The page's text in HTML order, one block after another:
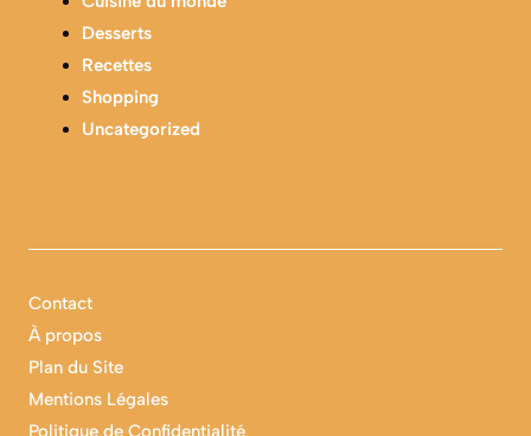
Desserts
Recettes
Shopping
Uncategorized
Contact
À propos
Plan du Site
Mentions Légales
Politique de Confidentialité